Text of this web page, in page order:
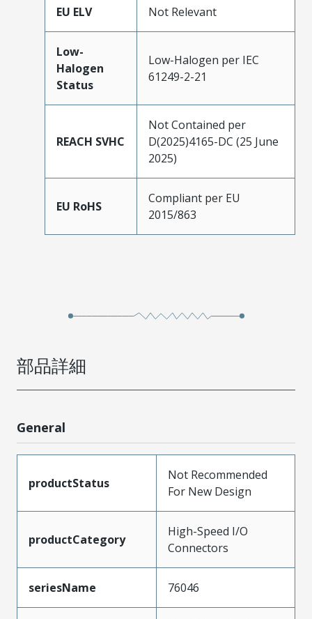
EU ELV Not Relevant
Low-
Halogen
Status
Low-Halogen per IEC
61249-2-21
REACH SVHC
Not Contained per
D(2025)4165-DC (25 June
2025)
EU RoHS
Compliant per EU
2015/863
部品詳細
General
productStatus
Not Recommended
For New Design
productCategory
High-Speed I/O
Connectors
seriesName 76046